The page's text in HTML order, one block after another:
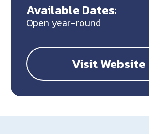
Available Dates:
Open year-round
Visit Website